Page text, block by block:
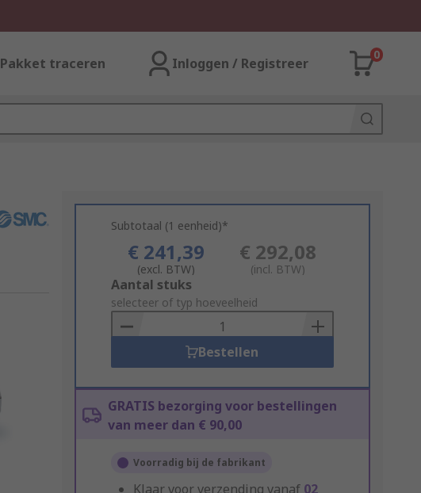
Pakket traceren Inloggen / Registreer
0
Subtotaal (1 eenheid)*
€ 241,39
(excl. BTW)
€ 292,08
(incl. BTW)
Add
to
Basket
Aantal stuks
selecteer of typ hoeveelheid
Bestellen
GRATIS bezorging voor bestellingen
van meer dan € 90,00
Voorradig bij de fabrikant
Klaar voor verzending vanaf 02